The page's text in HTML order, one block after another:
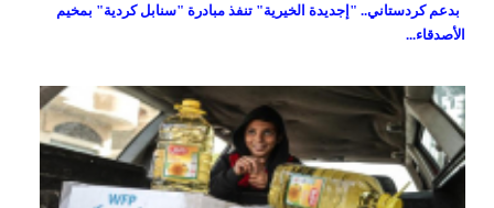
بدعم كردستاني.. "إجديدة الخيرية" تنفذ مبادرة "سنابل كردية" بمخيم
الأصدقاء...